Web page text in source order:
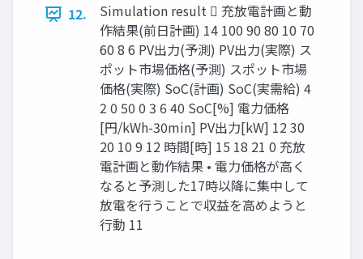
12.
Simulation result  充放電計画と動
作結果(前日計画) 14 100 90 80 10 70
60 8 6 PV出力(予測) PV出力(実際) ス
ポット市場価格(予測) スポット市場
価格(実際) SoC(計画) SoC(実需給) 4
2 0 50 0 3 6 40 SoC[%] 電力価格
[円/kWh-30min] PV出力[kW] 12 30
20 10 9 12 時間[時] 15 18 21 0 充放
電計画と動作結果 • 電力価格が高く
なると予測した17時以降に集中して
放電を行うことで収益を高めようと
行動 11